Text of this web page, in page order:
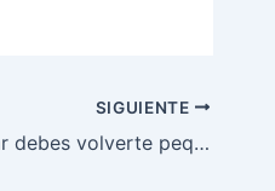
SIGUIENTE
Para meditar debes volverte pequeño.